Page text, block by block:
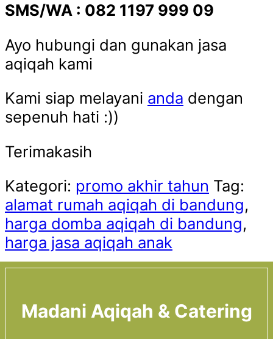
SMS/WA : 082 1197 999 09
Ayo hubungi dan gunakan jasa
aqiqah kami
Kami siap melayani anda dengan
sepenuh hati :))
Terimakasih
Kategori: promo akhir tahun Tag:
alamat rumah aqiqah di bandung,
harga domba aqiqah di bandung,
harga jasa aqiqah anak
Madani Aqiqah & Catering